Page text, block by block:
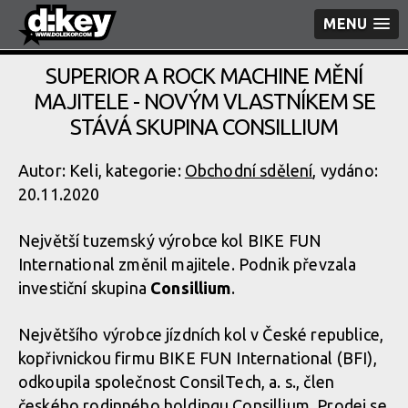
MENU
SUPERIOR A ROCK MACHINE MĚNÍ
MAJITELE - NOVÝM VLASTNÍKEM SE
STÁVÁ SKUPINA CONSILLIUM
Autor: Keli, kategorie: Obchodní sdělení, vydáno:
20.11.2020
Největší tuzemský výrobce kol BIKE FUN
International změnil majitele. Podnik převzala
investiční skupina Consillium.
Největšího výrobce jízdních kol v České republice,
kopřivnickou firmu BIKE FUN International (BFI),
odkoupila společnost ConsilTech, a. s., člen